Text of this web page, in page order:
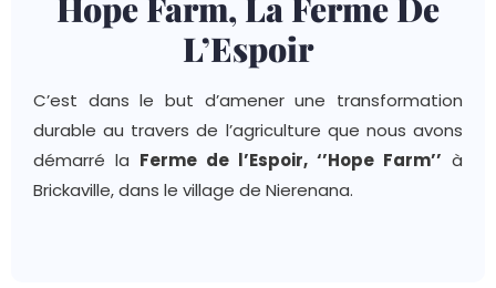
L’Espoir
C’est dans le but d’amener une transformation
durable au travers de l’agriculture que nous avons
démarré la Ferme de l’Espoir, ‘’Hope Farm’’ à
Brickaville, dans le village de Nierenana.